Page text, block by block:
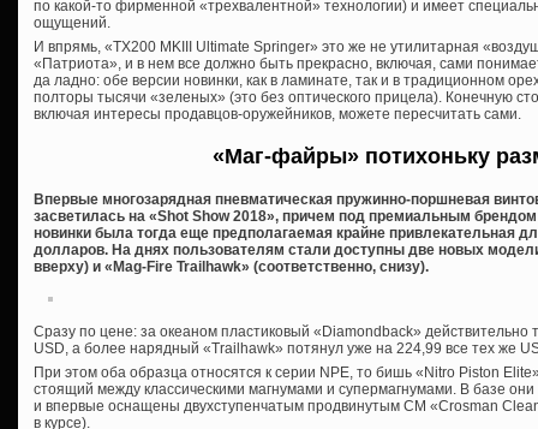
по какой-то фирменной «трехвалентной» технологии) и имеет
ощущений.
И впрямь, «TX200 MKIII Ultimate Springer» это же не утилитарная
«Патриота», и в нем все должно быть прекрасно, включая, сами
да ладно: обе версии новинки, как в ламинате, так и в традиционном
полторы тысячи «зеленых» (это без оптического прицела). Конечную
включая интересы продавцов-оружейников, можете пересчитать сами.
«Маг-файры» потихоньку
Впервые многозарядная пневматическая пружинно-поршневая
засветилась на «Shot Show 2018», причем под премиальным
новинки была тогда еще предполагаемая крайне привлекательная
долларов. На днях пользователям стали доступны две новых
вверху) и «Mag-Fire Trailhawk» (соответственно, снизу).
Сразу по цене: за океаном пластиковый «Diamondback»
USD, а более нарядный «Trailhawk» потянул уже на 224,99 все тех же
При этом оба образца относятся к серии NPE, то бишь «Nitro Piston
стоящий между классическими магнумами и супермагнумами. В базе
и впервые оснащены двухступенчатым продвинутым СМ «Crosman
в курсе).